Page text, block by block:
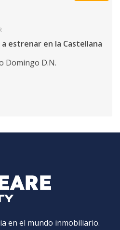
estrenar en la Castellana
Domingo D.N.
en el mundo inmobiliario.